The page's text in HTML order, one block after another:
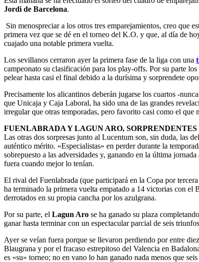
Jordi de Barcelona.
Sin menospreciar a los otros tres emparejamientos, creo que
primera vez que se dé en el torneo del K.O. y que, al día de
cuajado una notable primera vuelta.
Los sevillanos cerraron ayer la primera fase de la liga con una
campeonato su clasificación para los play-offs. Por su parte
pelear hasta casi el final debido a la durísima y sorprendete
Precisamente los alicantinos deberán jugarse los cuartos -
que Unicaja y Caja Laboral, ha sido una de las grandes
irregular que otras temporadas, pero favorito casi como el
FUENLABRADA Y LAGUN ARO,
Las otras dos sorpresas junto al Lucentum son, sin duda, las del
auténtico mérito. «Especialistas» en perder durante la
sobrepuesto a las adversidades y, ganando en la última
fuera cuando mejor lo tenían.
El rival del Fuenlabrada (que participará en la Copa por
ha terminado la primera vuelta empatado a 14 victorias con
derrotados en su propia cancha por los azulgrana.
Por su parte, el Lagun Aro se ha ganado su plaza
ganar hasta terminar con un espectacular parcial de seis
Ayer se veían fuera porque se llevaron perdiendo por entre
Blaugrana y por el fracaso estrepitoso del Valencia en
es «su» torneo; no en vano lo han ganado nada menos que